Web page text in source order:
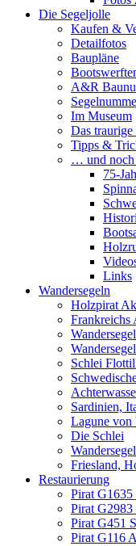
Die Segeljolle
Kaufen &
Detailfotos
Baupläne
A&R
Im Museum
Das traurige
Tipps &
… und noch
75-
Links
Wandersegeln
Holzpirat
Frankreichs
Schlei
Sardinien,
Lagune von
Die Schlei
Friesland,
Restaurierung
Pirat
Pirat
Pirat G451
Pirat G116